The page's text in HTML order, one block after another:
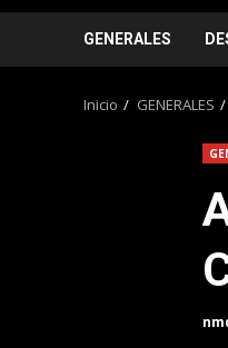
GENERALES
Inicio GENERALES